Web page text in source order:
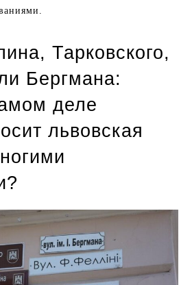
Тарковского,
Бергмана:
деле
львовская